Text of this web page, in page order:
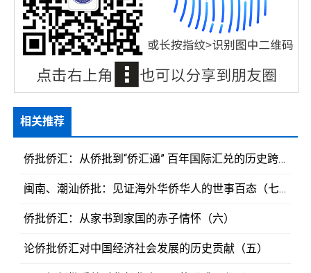
相关推荐
侨批侨汇：从侨批到“侨汇通” 百年国际汇兑的历史跨越（八）
闽南、潮汕侨批：见证海外华侨华人的世事百态（七）
侨批侨汇：从家书到家国的赤子情怀（六）
论侨批侨汇对中国经济社会发展的历史贡献（五）